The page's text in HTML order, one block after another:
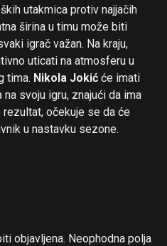
utakmica protiv najjačih
širina u timu može biti
igrač važan. Na kraju,
uticati na atmosferu u
tima. Nikola Jokić će imati
svoju igru, znajući da ima
očekuje se da će
u nastavku sezone.
objavljena. Neophodna polja